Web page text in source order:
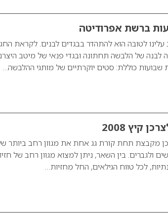
ברשת אפרודיטה
לטובה הוא להתהדר בבגדים לבנים. לקראת החג
לבנה של הלבשה תחתונה ובגדי פנאי של מיטב
כוללת: סטים יוקרתיים של מותגי ההלבשה…
קיץ 2008
מקבצת תחת קורת גג אחת את מגוון רחב ביותר
ולגברים. בין השאר, ניתן למצוא מגוון רחב של
לכל טווח הגילאים, החל מחזיות…